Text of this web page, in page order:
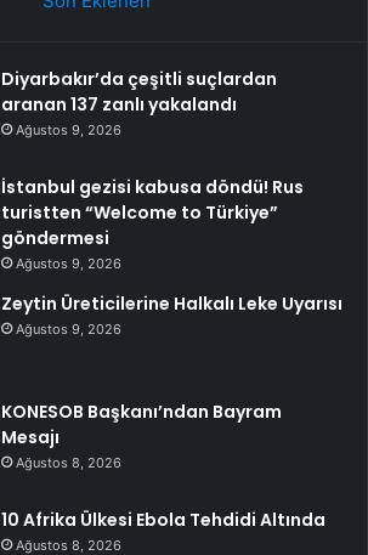
Diyarbakır’da çeşitli suçlardan
aranan 137 zanlı yakalandı
Ağustos 9, 2026
İstanbul gezisi kabusa döndü! Rus
turistten “Welcome to Türkiye”
göndermesi
Ağustos 9, 2026
Zeytin Üreticilerine Halkalı Leke Uyarısı
Ağustos 9, 2026
KONESOB Başkanı’ndan Bayram
Mesajı
Ağustos 8, 2026
10 Afrika Ülkesi Ebola Tehdidi Altında
Ağustos 8, 2026